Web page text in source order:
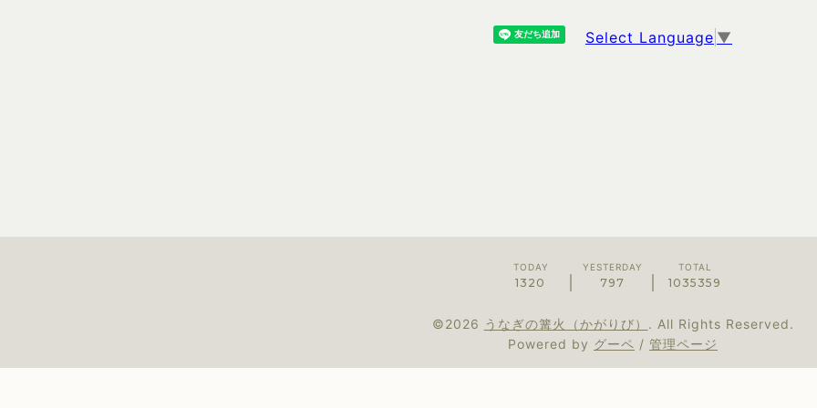
Select Language ▼
TODAY
1320
YESTERDAY
797
TOTAL
1035359
©2026 うなぎの篝火（かがりび） . All Rights Reserved.
Powered by グーペ / 管理ページ